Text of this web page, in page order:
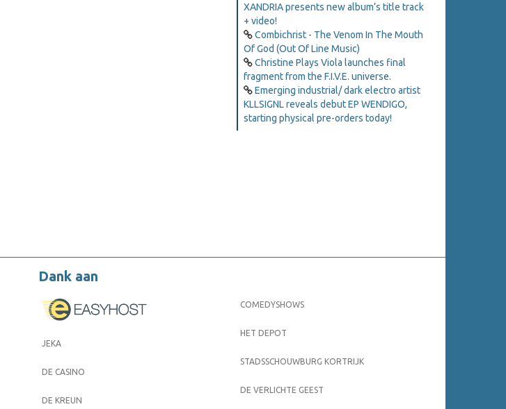
XANDRIA presents new album’s title track
+ video!
Combichrist - The Venom In The Mouth
Of God (Out Of Line Music)
Christine Plays Viola launches final
fragment from the F.I.V.E. universe.
Emerging industrial/ dark electro artist
KLLSIGNL reveals debut EP WENDIGO,
starting physical pre-orders today!
Dank aan
JEKA
DE CASINO
DE KREUN
COMEDYSHOWS
HET DEPOT
STADSSCHOUWBURG KORTRIJK
DE VERLICHTE GEEST